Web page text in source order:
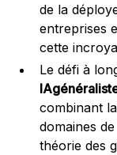
de la
entreprises
cette
Le défi à
combinant
domaines
théorie des